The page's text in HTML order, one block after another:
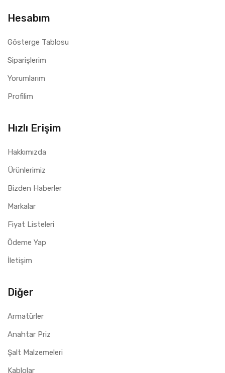
Hesabım
Gösterge Tablosu
Siparişlerim
Yorumlarım
Profilim
Hızlı Erişim
Hakkımızda
Ürünlerimiz
Bizden Haberler
Markalar
Fiyat Listeleri
Ödeme Yap
İletişim
Diğer
Armatürler
Anahtar Priz
Şalt Malzemeleri
Kablolar